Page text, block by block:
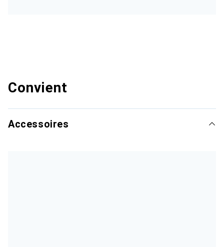
Convient
Accessoires